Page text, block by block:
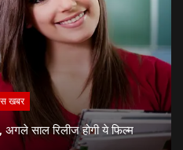
खबर
साल रिलीज होगी ये फिल्म